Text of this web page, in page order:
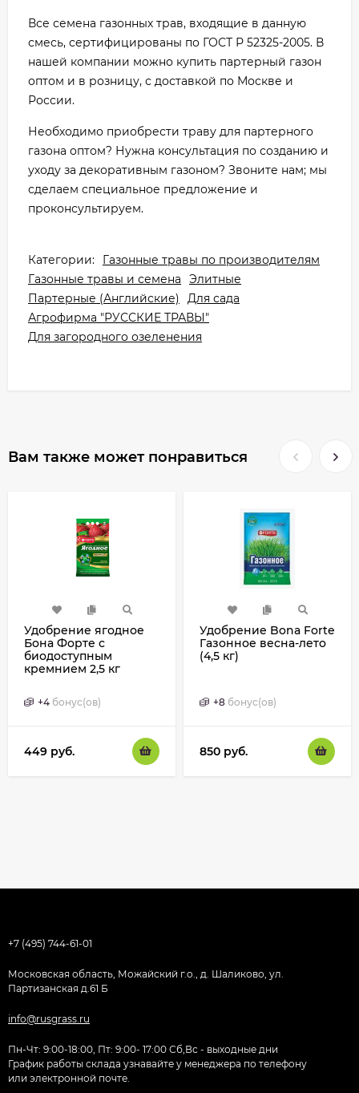
Все семена газонных трав, входящие в данную
смесь, сертифицированы по ГОСТ Р 52325-2005. В
нашей компании можно купить партерный газон
оптом и в розницу, с доставкой по Москве и
России.
Необходимо приобрести траву для партерного
газона оптом? Нужна консультация по созданию и
уходу за декоративным газоном? Звоните нам; мы
сделаем специальное предложение и
проконсультируем.
Категории:
Газонные травы по производителям
Газонные травы и семена
Элитные
Партерные (Английские)
Для сада
Агрофирма "РУССКИЕ ТРАВЫ"
Для загородного озеленения
Вам также может понравиться
Удобрение ягодное
Бона Форте с
биодоступным
кремнием 2,5 кг
+4 бонус(ов)
449 руб.
Удобрение Bona Forte
Газонное весна-лето
(4,5 кг)
+8 бонус(ов)
850 руб.
+7 (495) 744-61-01
Московская область, Можайский г.о., д. Шаликово, ул.
Партизанская д.61 Б
info@rusgrass.ru
Пн-Чт: 9:00-18:00, Пт: 9:00- 17:00 Сб,Вс - выходные дни
График работы склада узнавайте у менеджера по телефону
или электронной почте.